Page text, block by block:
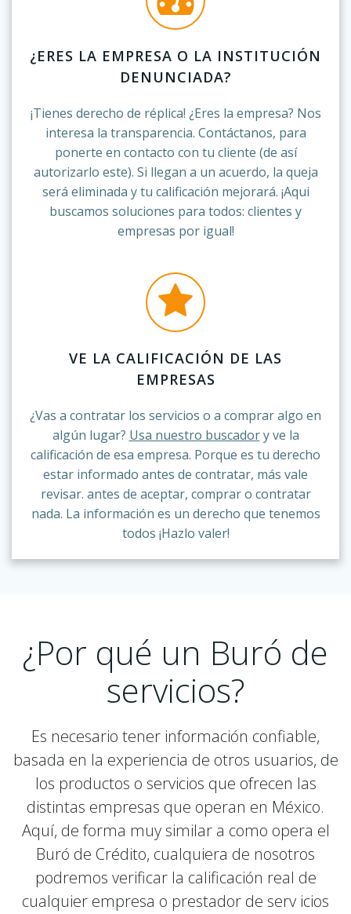
¿ERES LA EMPRESA O LA INSTITUCIÓN
DENUNCIADA?
¡Tienes derecho de réplica! ¿Eres la empresa? Nos
interesa la transparencia. Contáctanos, para
ponerte en contacto con tu cliente (de así
autorizarlo este). Si llegan a un acuerdo, la queja
será eliminada y tu calificación mejorará. ¡Aqui
buscamos soluciones para todos: clientes y
empresas por igual!
VE LA CALIFICACIÓN DE LAS
EMPRESAS
¿Vas a contratar los servicios o a comprar algo en
algún lugar? Usa nuestro buscadory ve la
calificación de esa empresa. Porque es tu derecho
estar informado antes de contratar, más vale
revisar. antes de aceptar, comprar o contratar
nada. La información es un derecho que tenemos
todos ¡Hazlo valer!
¿Por qué un Buró de
servicios?
Es necesario tener información confiable,
basada en la experiencia de otros usuarios, de
los productos o servicios que ofrecen las
distintas empresas que operan en México.
Aquí, de forma muy similar a como opera el
Buró de Crédito, cualquiera de nosotros
podremos verificar la calificación real de
cualquier empresa o prestador de serv icios